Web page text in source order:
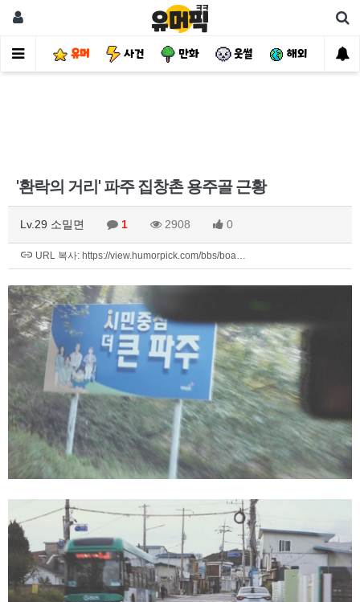
유머 사건 만화 웃썰 해외 핫
'환락의 거리' 파주 집창촌 용주골 근황
Lv.29 소밀면 1 2908 0
URL 복사: https://view.humorpick.com/bbs/boa…